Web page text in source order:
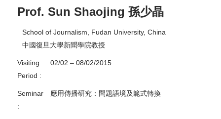
Prof. Sun Shaojing 孫少晶
School of Journalism, Fudan University, China
中國復旦大學新聞學院教授
Visiting
Period :
02/02 – 08/02/2015
Seminar
:
應用傳播研究：問題語境及範式轉換